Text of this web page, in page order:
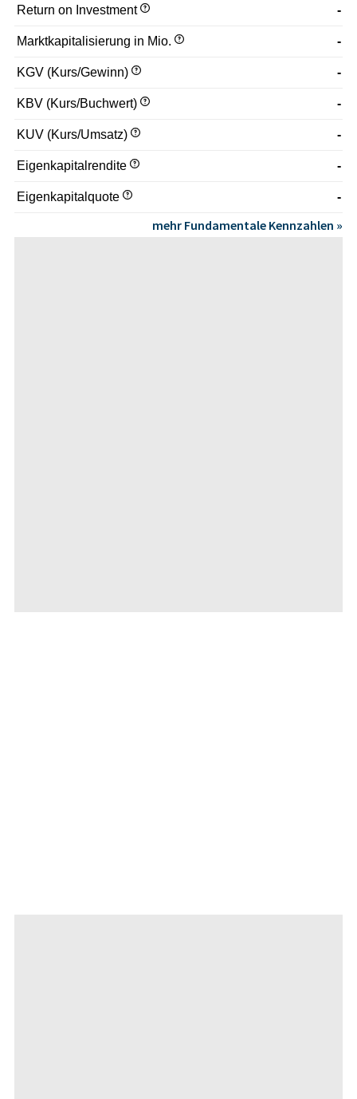
Return on Investment -
Marktkapitalisierung in Mio. -
KGV (Kurs/Gewinn) -
KBV (Kurs/Buchwert) -
KUV (Kurs/Umsatz) -
Eigenkapitalrendite -
Eigenkapitalquote -
mehr Fundamentale Kennzahlen »